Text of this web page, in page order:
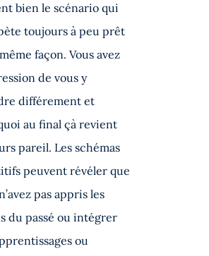
bien le scénario qui
toujours à peu prêt
façon. Vous avez
de vous y
différement et
au final çà revient
pareil. Les schémas
peuvent révéler que
pas appris les
du passé ou intégrer
ou